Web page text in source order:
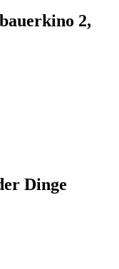
2,
Dinge